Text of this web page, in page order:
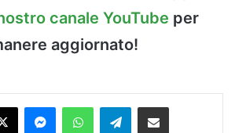
canale YouTube per
aggiornato!
X MessengerWhatsAppTelegramCondividi via Email